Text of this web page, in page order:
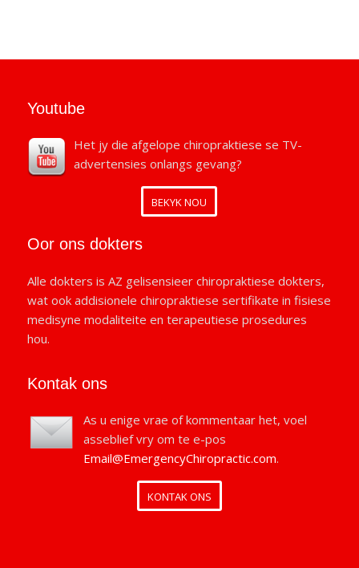
Youtube
Het jy die afgelope chiropraktiese se TV-
advertensies onlangs gevang?
BEKYK NOU
Oor ons dokters
Alle dokters is AZ gelisensieer chiropraktiese dokters,
wat ook addisionele chiropraktiese sertifikate in fisiese
medisyne modaliteite en terapeutiese prosedures
hou.
Kontak ons
As u enige vrae of kommentaar het, voel
asseblief vry om te e-pos
Email@EmergencyChiropractic.com.
KONTAK ONS